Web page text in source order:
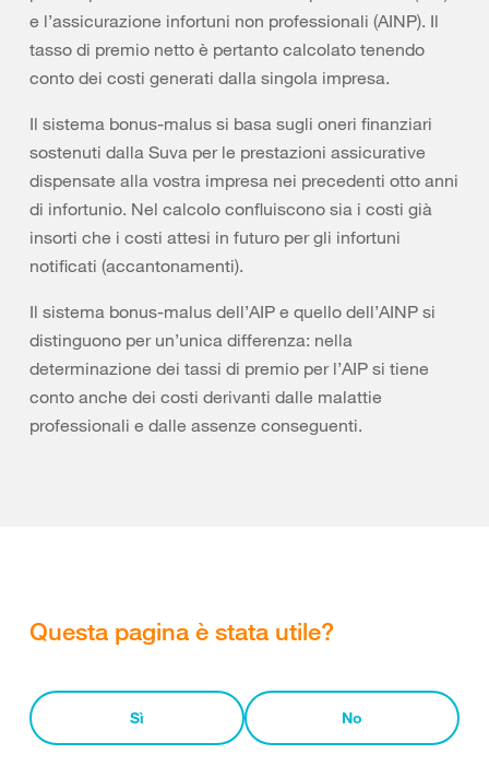
e l’assicurazione infortuni non professionali (AINP). Il
tasso di premio netto è pertanto calcolato tenendo
conto dei costi generati dalla singola impresa.
Il sistema bonus-malus si basa sugli oneri finanziari
sostenuti dalla Suva per le prestazioni assicurative
dispensate alla vostra impresa nei precedenti otto anni
di infortunio. Nel calcolo confluiscono sia i costi già
insorti che i costi attesi in futuro per gli infortuni
notificati (accantonamenti).
Il sistema bonus-malus dell’AIP e quello dell’AINP si
distinguono per un’unica differenza: nella
determinazione dei tassi di premio per l’AIP si tiene
conto anche dei costi derivanti dalle malattie
professionali e dalle assenze conseguenti.
Questa pagina è stata utile?
Sì No